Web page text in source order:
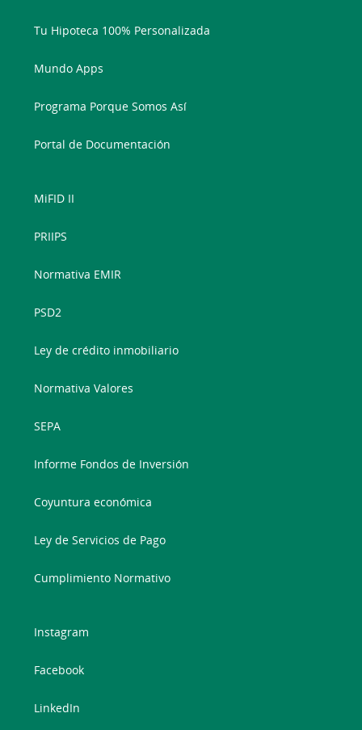
Tu Hipoteca 100% Personalizada
Mundo Apps
Programa Porque Somos Así
Portal de Documentación
MiFID II
PRIIPS
Normativa EMIR
PSD2
Ley de crédito inmobiliario
Normativa Valores
SEPA
Informe Fondos de Inversión
Coyuntura económica
Ley de Servicios de Pago
Cumplimiento Normativo
Instagram
Facebook
LinkedIn